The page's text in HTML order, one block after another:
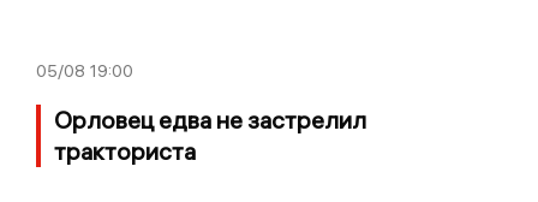
05/08 19:00
Орловец едва не застрелил
тракториста